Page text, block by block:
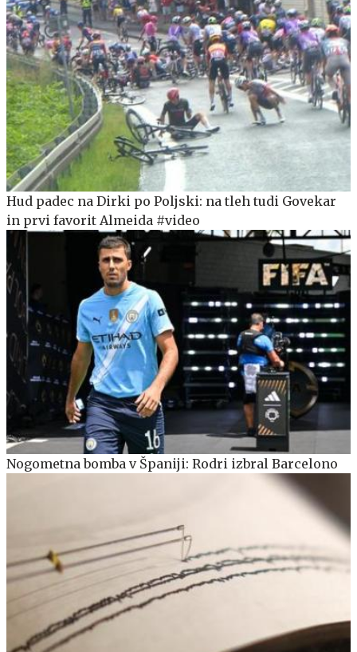
Hud padec na Dirki po Poljski: na tleh tudi Govekar
in prvi favorit Almeida #video
Nogometna bomba v Španiji: Rodri izbral Barcelono